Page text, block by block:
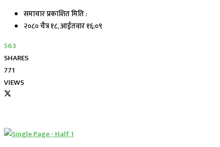
समाचार प्रकाशित मिति :
२०८० चैत्र १८, आईतवार १६:०९
563
SHARES
771
VIEWS